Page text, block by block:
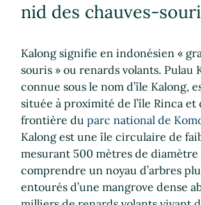
nid des chauves-
Kalong signifie en indonésien «
souris » ou renards volants. Pulau
connue sous le nom d’île Kalong,
située à proximité de l’île Rinca et
frontière du parc national de
Kalong est une île circulaire de
mesurant 500 mètres de diamètre
comprendre un noyau d’arbres
entourés d’une mangrove dense